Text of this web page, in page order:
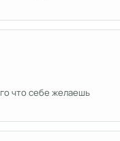
что себе желаешь